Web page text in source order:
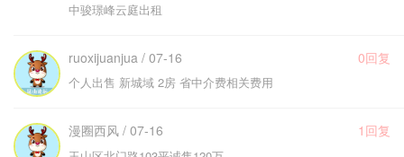
中骏璟峰云庭出租
ruoxijuanjua / 07-16 0回复
个人出售 新城域 2房 省中介费相关费用
漫圈西风 / 07-16 1回复